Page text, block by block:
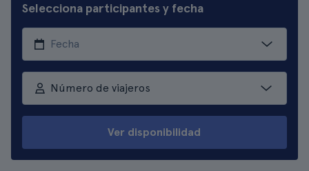
Selecciona participantes y fecha
Número de viajeros
Ver disponibilidad